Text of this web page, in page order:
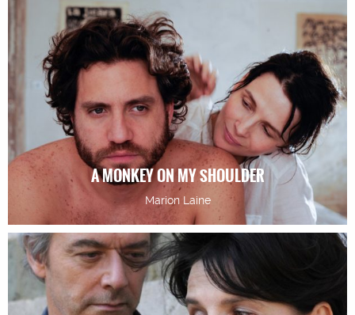
A MONKEY ON MY SHOULDER
Marion Laine